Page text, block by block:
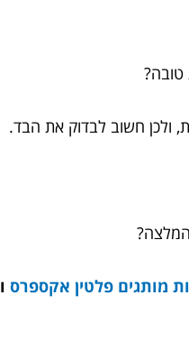
טובה?
ולכן חשוב לבדוק את הבד.
מותגים פלטין אקספרס ו